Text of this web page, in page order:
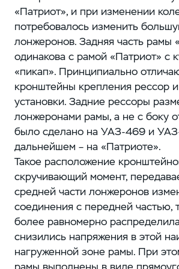
«Патриот», и при изменении
потребовалось изменить
лонжеронов. Задняя часть рамы
одинакова с рамой «Патриот» с
«пикап». Принципиально
кронштейны крепления рессор
установки. Задние рессоры
лонжеронами рамы, а не с боку
было сделано на УАЗ‑469 и
дальнейшем – ​на «Патриоте».
Такое расположение
скручивающий момент,
средней части лонжеронов
соединения с передней частью,
более равномерно
снизились напряжения в этой
нагруженной зоне рамы. При